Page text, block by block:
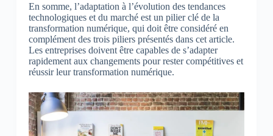
En somme, l’adaptation à l’évolution des tendances
technologiques et du marché est un pilier clé de la
transformation numérique, qui doit être considéré en
complément des trois piliers présentés dans cet article.
Les entreprises doivent être capables de s’adapter
rapidement aux changements pour rester compétitives et
réussir leur transformation numérique.